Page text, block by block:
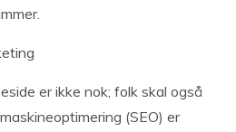
er ikke nok; folk skal også
(SEO) er